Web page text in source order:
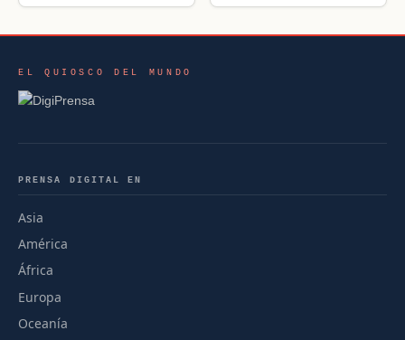
EL QUIOSCO DEL MUNDO
PRENSA DIGITAL EN
Asia
América
África
Europa
Oceanía